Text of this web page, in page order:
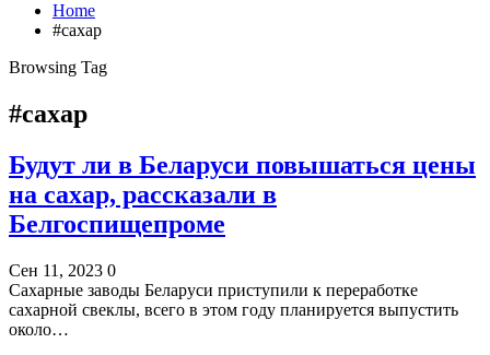
Home
#сахар
Browsing Tag
#сахар
Будут ли в Беларуси повышаться цены
на сахар, рассказали в
Белгоспищепроме
Сен 11, 2023 0
Сахарные заводы Беларуси приступили к переработке
сахарной свеклы, всего в этом году планируется выпустить
около…